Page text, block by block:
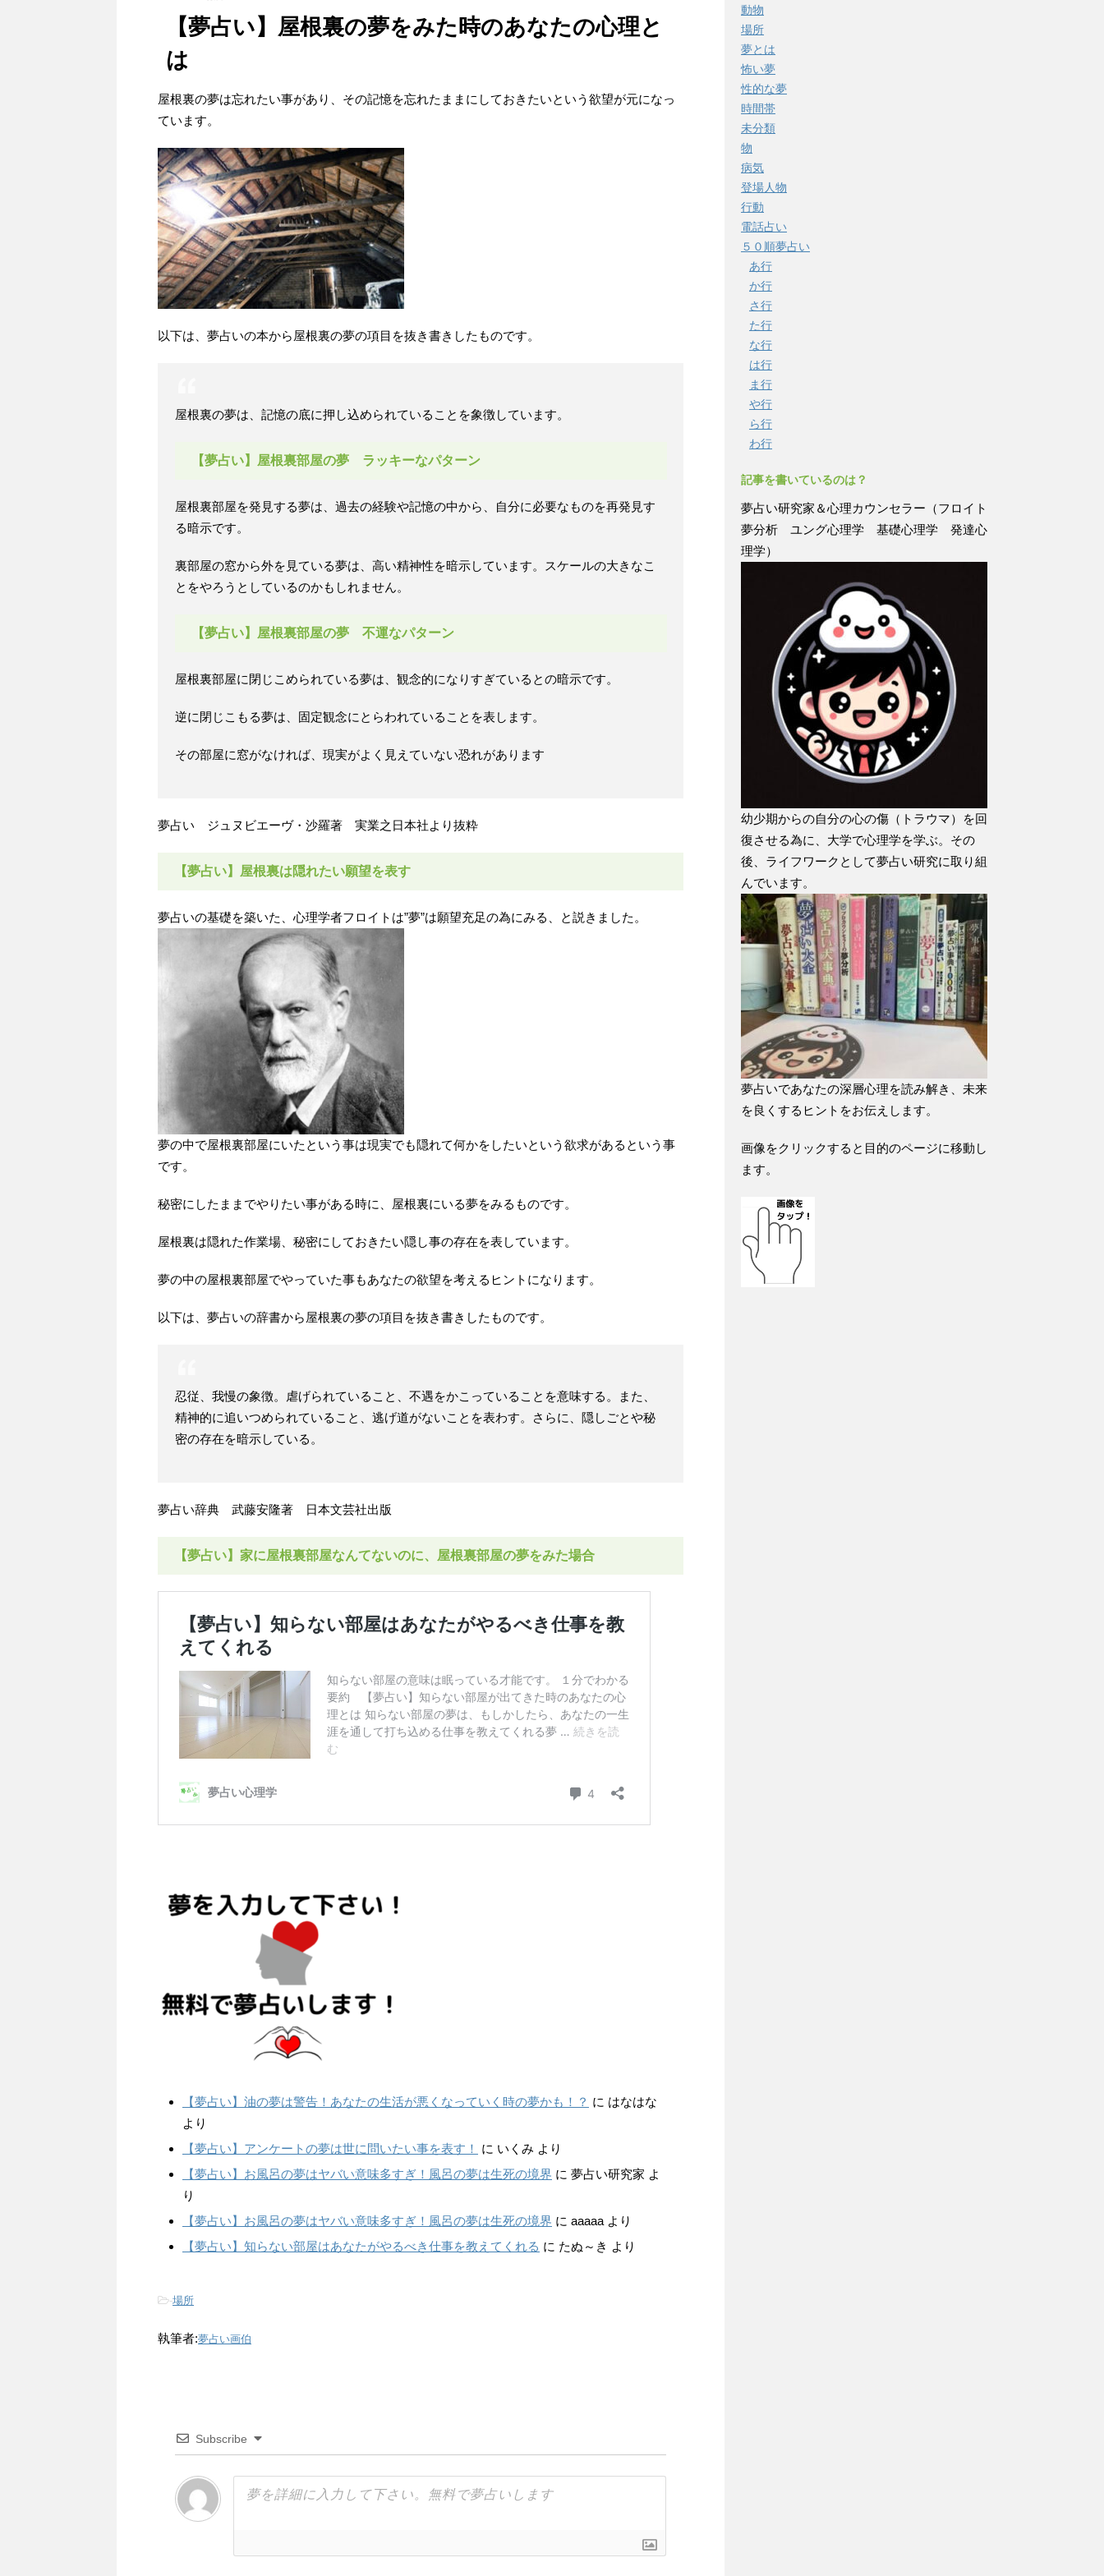
【夢占い】屋根裏の夢をみた時のあなたの心理と
は
屋根裏の夢は忘れたい事があり、その記憶を忘れたままにしておきたいという欲望が元になっ
ています。
以下は、夢占いの本から屋根裏の夢の項目を抜き書きしたものです。
屋根裏の夢は、記憶の底に押し込められていることを象徴しています。
【夢占い】屋根裏部屋の夢 ラッキーなパターン
屋根裏部屋を発見する夢は、過去の経験や記憶の中から、自分に必要なものを再発見す
る暗示です。
裏部屋の窓から外を見ている夢は、高い精神性を暗示しています。スケールの大きなこ
とをやろうとしているのかもしれません。
【夢占い】屋根裏部屋の夢 不運なパターン
屋根裏部屋に閉じこめられている夢は、観念的になりすぎているとの暗示です。
逆に閉じこもる夢は、固定観念にとらわれていることを表します。
その部屋に窓がなければ、現実がよく見えていない恐れがあります
夢占い ジュヌビエーヴ・沙羅著 実業之日本社より抜粋
【夢占い】屋根裏は隠れたい願望を表す
夢占いの基礎を築いた、心理学者フロイトは”夢”は願望充足の為にみる、と説きました。
夢の中で屋根裏部屋にいたという事は現実でも隠れて何かをしたいという欲求があるという事
です。
秘密にしたままでやりたい事がある時に、屋根裏にいる夢をみるものです。
屋根裏は隠れた作業場、秘密にしておきたい隠し事の存在を表しています。
夢の中の屋根裏部屋でやっていた事もあなたの欲望を考えるヒントになります。
以下は、夢占いの辞書から屋根裏の夢の項目を抜き書きしたものです。
忍従、我慢の象徴。虐げられていること、不遇をかこっていることを意味する。また、
精神的に追いつめられていること、逃げ道がないことを表わす。さらに、隠しごとや秘
密の存在を暗示している。
夢占い辞典 武藤安隆著 日本文芸社出版
【夢占い】家に屋根裏部屋なんてないのに、屋根裏部屋の夢をみた場合
【夢占い】油の夢は警告！あなたの生活が悪くなっていく時の夢かも！？ に はなはな
より
【夢占い】アンケートの夢は世に問いたい事を表す！
に いくみ より
【夢占い】お風呂の夢はヤバい意味多すぎ！風呂の夢は生死の境界 に 夢占い研究家 よ
り
【夢占い】お風呂の夢はヤバい意味多すぎ！風呂の夢は生死の境界 に aaaaa より
【夢占い】知らない部屋はあなたがやるべき仕事を教えてくれる に たぬ～き より
-場所
執筆者:夢占い画伯
Subscribe
動物
場所
夢とは
怖い夢
性的な夢
時間帯
未分類
物
病気
登場人物
行動
電話占い
５０順夢占い
あ行
か行
さ行
た行
な行
は行
ま行
や行
ら行
わ行
記事を書いているのは？
夢占い研究家＆心理カウンセラー（フロイト
夢分析 ユング心理学 基礎心理学 発達心
理学）
幼少期からの自分の心の傷（トラウマ）を回
復させる為に、大学で心理学を学ぶ。その
後、ライフワークとして夢占い研究に取り組
んでいます。
夢占いであなたの深層心理を読み解き、未来
を良くするヒントをお伝えします。
画像をクリックすると目的のページに移動し
ます。